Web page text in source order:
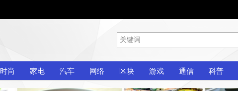
时尚 家电 汽车 网络 区块 游戏 通信 科普